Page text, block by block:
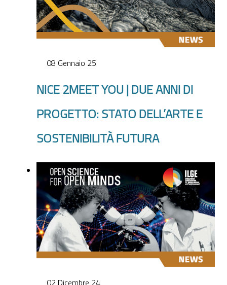
08 Gennaio 25
NICE 2MEET YOU | DUE ANNI DI
PROGETTO: STATO DELL’ARTE E
SOSTENIBILITÀ FUTURA
02 Dicembre 24